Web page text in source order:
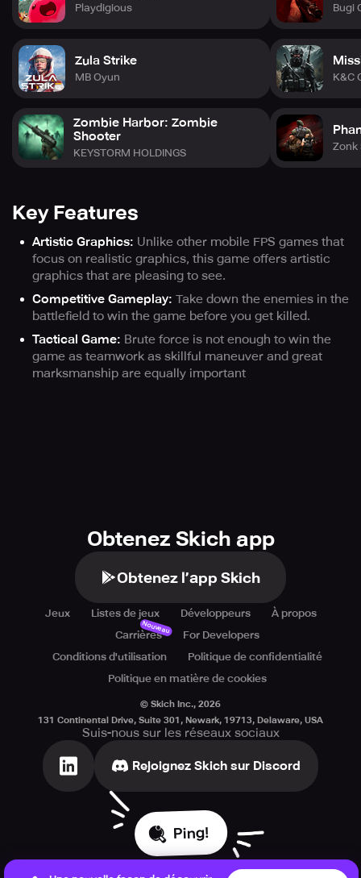
Playdigious
Zula Strike
MB Oyun
Zombie Harbor: Zombie
Shooter
KEYSTORM HOLDINGS
Bugi
K&C
Zonk
Key Features
Artistic Graphics: Unlike other mobile FPS games that
focus on realistic graphics, this game offers artistic
graphics that are pleasing to see.
Competitive Gameplay: Take down the enemies in the
battlefield to win the game before you get killed.
Tactical Game: Brute force is not enough to win the
game as teamwork as skillful maneuver and great
marksmanship are equally important
Obtenez Skich app
Obtenez l’app Skich
Jeux Listes de jeux Développeurs
À propos
Carrières
Nouveau
For Developers
Conditions d'utilisation
Politique de confidentialité
Politique en matière de cookies
© Skich Inc., 2026
131 Continental Drive, Suite 301, Newark, 19713, Delaware, USA
Suis-nous sur les réseaux sociaux
Rejoignez Skich sur Discord
Ping!